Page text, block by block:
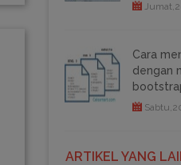
Cara
dengan
ARTIKEL YANG